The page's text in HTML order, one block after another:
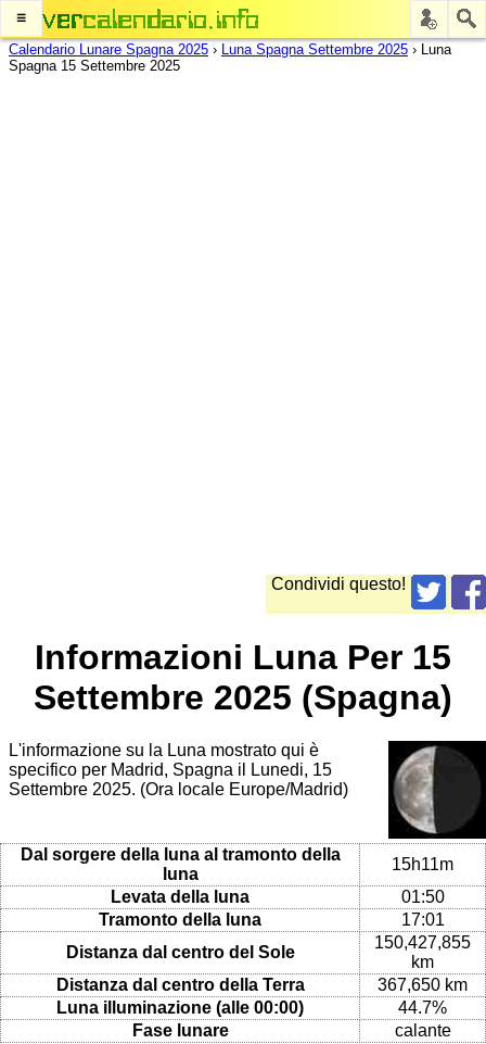
≡
Calendario Lunare Spagna 2025 › Luna Spagna Settembre 2025 › Luna
Spagna 15 Settembre 2025
Condividi questo!
Informazioni Luna Per 15
Settembre 2025 (Spagna)
L'informazione su la Luna mostrato qui è
specifico per Madrid, Spagna il Lunedi, 15
Settembre 2025. (Ora locale Europe/Madrid)
Dal sorgere della luna al tramonto della
luna
15h11m
Levata della luna
01:50
Tramonto della luna
17:01
Distanza dal centro del Sole
150,427,855
km
Distanza dal centro della Terra
367,650 km
Luna illuminazione (alle 00:00)
44.7%
Fase lunare
calante